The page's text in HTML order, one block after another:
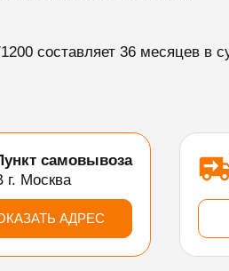
составляет 36 месяцев
самовывоза
г. Москва
АДРЕС